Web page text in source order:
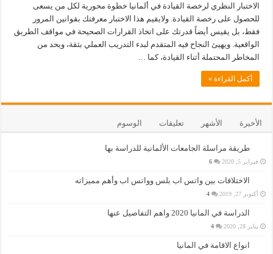
الاختبار النظري لرخصة القيادة في ألمانيا خطوة محورية لكل من يسعى
للحصول على رخصة القيادة. ولايقيم هذا الاختبار معرفتك بقوانين المرور
فقط، بل يقيس أيضاً قدرتك على اتخاذ القرارات الصحيحة في مواقف الطريق
الواقعية. ويهيئ النجاح فيه المتقدم لبدء التدريب العملي بثقة، ويحد من
المخاطر المحتملة أثناء القيادة، كما …
أكمل القراءة »
الأخيرة الأشهر تعليقات الوسوم
طريقة مراسلة الجامعات الألمانية للدراسة بها
فبراير 5, 2020 6
الاختلافات بين واتس اب بلس وواتس اب وأهم مميزاته
أكتوبر 27, 2019 4
الدراسة في المانيا 2020 واهم التفاصيل عنها
يناير 28, 2020 4
انواع الاقامة في المانيا